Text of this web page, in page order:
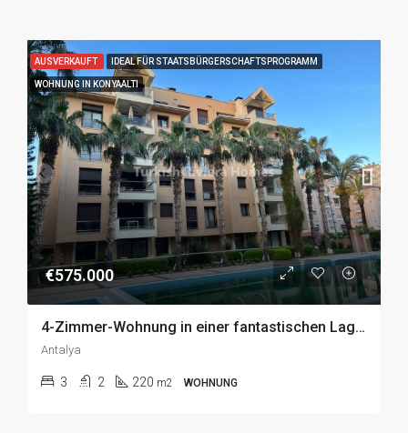
AUSVERKAUFT IDEAL FÜR STAATSBÜRGERSCHAFTSPROGRAMM
WOHNUNG IN KONYAALTI
€575.000
4-Zimmer-Wohnung in einer fantastischen Lage in Gürsu, Konyaaltı zu Verkaufen
Antalya
3 2 220 m2 WOHNUNG